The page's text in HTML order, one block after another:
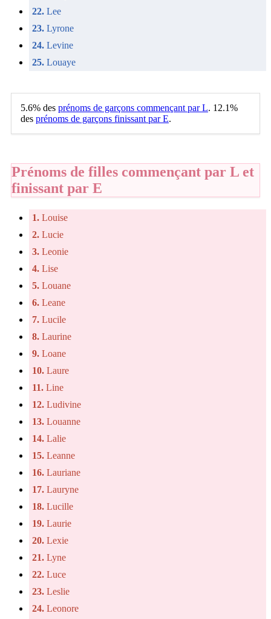
22. Lee
23. Lyrone
24. Levine
25. Louaye
5.6% des prénoms de garçons commençant par L. 12.1%
des prénoms de garçons finissant par E.
Prénoms de filles commençant par L et
finissant par E
1. Louise
2. Lucie
3. Leonie
4. Lise
5. Louane
6. Leane
7. Lucile
8. Laurine
9. Loane
10. Laure
11. Line
12. Ludivine
13. Louanne
14. Lalie
15. Leanne
16. Lauriane
17. Lauryne
18. Lucille
19. Laurie
20. Lexie
21. Lyne
22. Luce
23. Leslie
24. Leonore